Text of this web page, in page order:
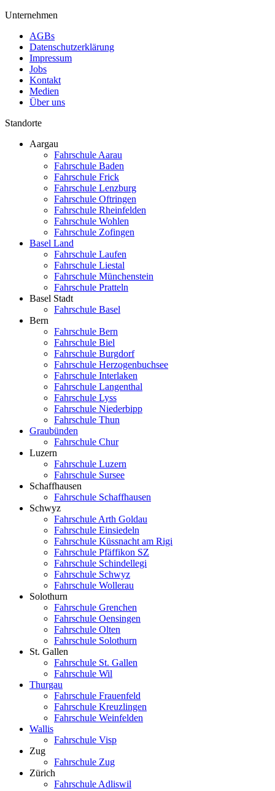
Unternehmen
AGBs
Datenschutzerklärung
Impressum
Jobs
Kontakt
Medien
Über uns
Standorte
Aargau
Fahrschule Aarau
Fahrschule Baden
Fahrschule Frick
Fahrschule Lenzburg
Fahrschule Oftringen
Fahrschule Rheinfelden
Fahrschule Wohlen
Fahrschule Zofingen
Basel Land
Fahrschule Laufen
Fahrschule Liestal
Fahrschule Münchenstein
Fahrschule Pratteln
Basel Stadt
Fahrschule Basel
Bern
Fahrschule Bern
Fahrschule Biel
Fahrschule Burgdorf
Fahrschule Herzogenbuchsee
Fahrschule Interlaken
Fahrschule Langenthal
Fahrschule Lyss
Fahrschule Niederbipp
Fahrschule Thun
Graubünden
Fahrschule Chur
Luzern
Fahrschule Luzern
Fahrschule Sursee
Schaffhausen
Fahrschule Schaffhausen
Schwyz
Fahrschule Arth Goldau
Fahrschule Einsiedeln
Fahrschule Küssnacht am Rigi
Fahrschule Pfäffikon SZ
Fahrschule Schindellegi
Fahrschule Schwyz
Fahrschule Wollerau
Solothurn
Fahrschule Grenchen
Fahrschule Oensingen
Fahrschule Olten
Fahrschule Solothurn
St. Gallen
Fahrschule St. Gallen
Fahrschule Wil
Thurgau
Fahrschule Frauenfeld
Fahrschule Kreuzlingen
Fahrschule Weinfelden
Wallis
Fahrschule Visp
Zug
Fahrschule Zug
Zürich
Fahrschule Adliswil